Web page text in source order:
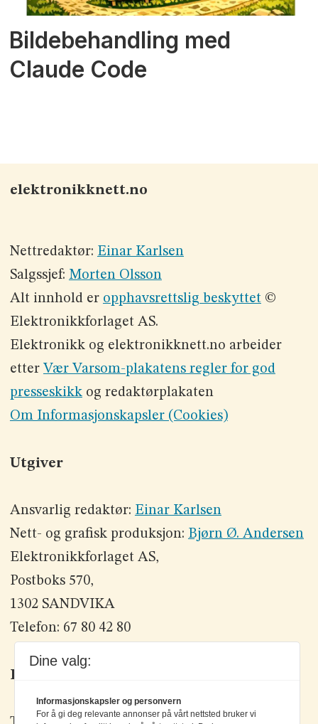
Bildebehandling med
Claude Code
elektronikknett.no
Nettredaktør: Einar Karlsen
Salgssjef: Morten Olsson
Alt innhold er opphavsrettslig beskyttet©
Elektronikkforlaget AS.
Elektronikk og elektronikknett.no arbeider
etter Vær Varsom-plakatens regler for god
presseskikkog redaktørplakaten
Om Informasjonskapsler (Cookies)
Utgiver
Ansvarlig redaktør: Einar Karlsen
Nett- og grafisk produksjon: Bjørn Ø. Andersen
Elektronikkforlaget AS,
Postboks 570,
1302 SANDVIKA
Telefon: 67 80 42 80
Kontakt oss
Dine valg:
Informasjonskapsler og personvern
For å gi deg relevante annonser på vårt nettsted bruker vi